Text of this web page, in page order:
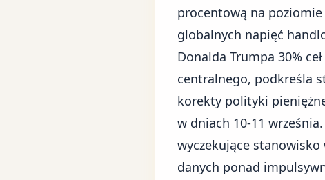
procentową na
globalnych napięć
Donalda Trumpa 30%
centralnego, podkreśla
korekty polityki
w dniach 10-11
wyczekujące
danych ponad